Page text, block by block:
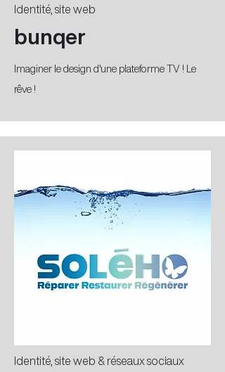
Identité, site web
bunqer
Imaginer le design d'une plateforme TV ! Le
rêve !
Identité, site web & réseaux sociaux